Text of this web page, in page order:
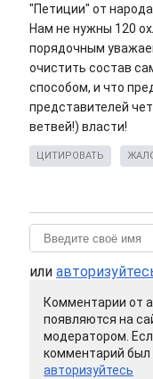
"Петиции" от
Нам не нужны 120
порядочным
очистить состав
способом, и что
представителей
ветвей!) власти!
ЦИТИРОВАТЬ
или
Комментарии от
появляются на
модератором.
комментарий был
авторизуйтесь